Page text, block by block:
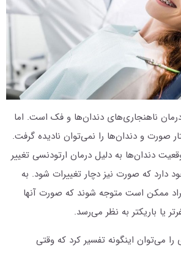
ناهنجاری‌های دندان‌ها و فک است. اما
صورت و دندان‌ها را نمی‌توان نادیده گرفت.
دندان‌ها به دلیل درمان ارتودنسی تغییر
دارد که صورت نیز دچار تغییرات شود. به
ممکن است متوجه شوند که صورت آنها
یا باریکتر به نظر می‌رسد.
را می‌توان اینگونه تفسیر کرد که وقتی